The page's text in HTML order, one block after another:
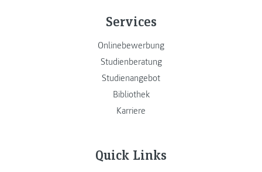
Services
Onlinebewerbung
Studienberatung
Studienangebot
Bibliothek
Karriere
Quick Links